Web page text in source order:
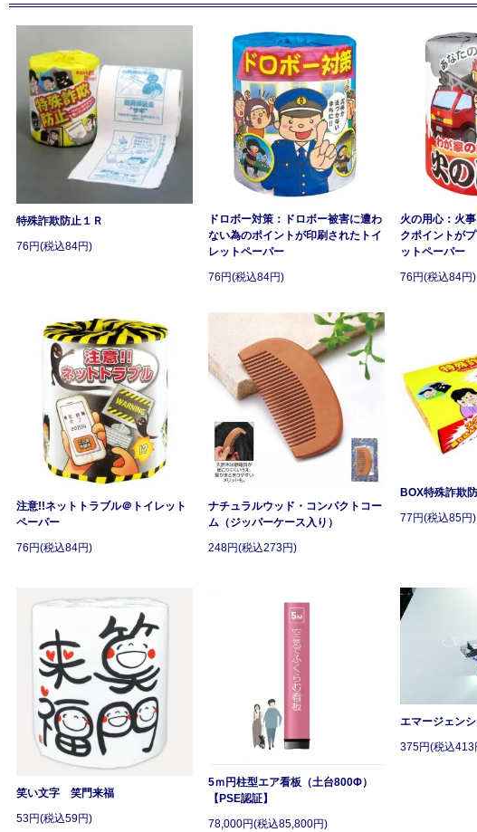
特殊詐欺防止１Ｒ
76円(税込84円)
ドロボー対策：ドロボー被害に遭わ
ない為のポイントが印刷されたトイ
レットペーパー
76円(税込84円)
火の用心：火
クポイントが
ットペーパー
76円(税込84円)
注意!!ネットトラブル＠トイレット
ペーパー
76円(税込84円)
ナチュラルウッド・コンパクトコー
ム（ジッパーケース入り）
248円(税込273円)
BOX特殊詐欺
77円(税込85円)
笑い文字 笑門来福
53円(税込59円)
5ｍ円柱型エア看板（土台800Φ）
【PSE認証】
78,000円(税込85,800円)
エマージェン
375円(税込413